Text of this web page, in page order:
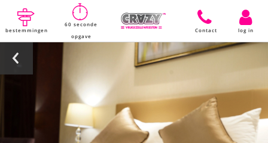
bestemmingen
60 seconde
opgave
Contact log in